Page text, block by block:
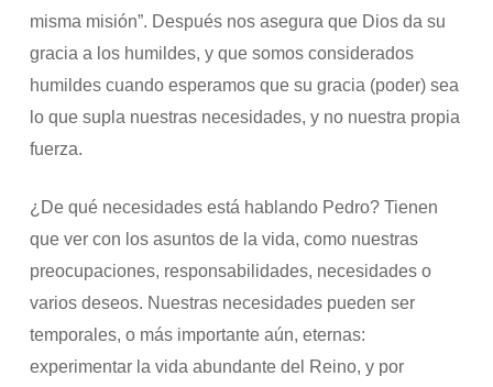
misma misión”. Después nos asegura que Dios da su
gracia a los humildes, y que somos considerados
humildes cuando esperamos que su gracia (poder) sea
lo que supla nuestras necesidades, y no nuestra propia
fuerza.
¿De qué necesidades está hablando Pedro? Tienen
que ver con los asuntos de la vida, como nuestras
preocupaciones, responsabilidades, necesidades o
varios deseos. Nuestras necesidades pueden ser
temporales, o más importante aún, eternas:
experimentar la vida abundante del Reino, y por